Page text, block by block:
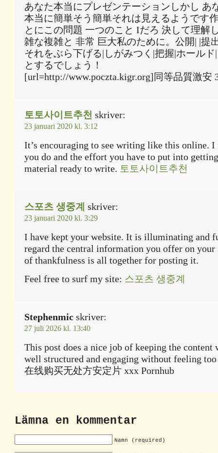
あなた本当にプレゼンテーションしかし あ
本当に簡単そう簡単それは見えるようです
とにこの問題 一つのこと Iだろ 決して理解
雑な複雑と 非常 巨大私のために。公開| |提
それをぶら下げる|しがみつく|把握|ホール
とするでしょう！
[url=http://www.poczta.kigr.org]同等品質激安
토토사이트추천 skriver:
23 januari 2020 kl. 3:12
It’s encouraging to see writing like this online. I
you do and the effort you have to put into
material ready to write. 토토사이트추천
스포츠 생중계 skriver:
23 januari 2020 kl. 3:29
I have kept your website. It is illuminating and
regard the central information you offer on your
of thankfulness is all together for posting it.
Feel free to surf my site: 스포츠 생중계
Stephenmic skriver:
27 juli 2026 kl. 13:40
This post does a nice job of keeping the content
well structured and engaging without feeling
在线购买无处方安定片 xxx Pornhub
Lämna en kommentar
Namn (required)